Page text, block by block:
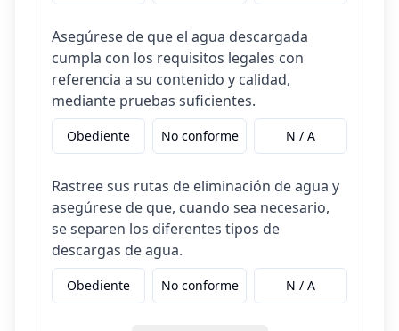
Asegúrese de que el agua descargada
cumpla con los requisitos legales con
referencia a su contenido y calidad,
mediante pruebas suficientes.
Obediente No conforme N / A
Rastree sus rutas de eliminación de agua y
asegúrese de que, cuando sea necesario,
se separen los diferentes tipos de
descargas de agua.
Obediente No conforme N / A